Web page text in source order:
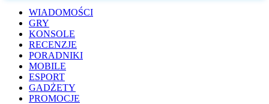
WIADOMOŚCI
GRY
KONSOLE
RECENZJE
PORADNIKI
MOBILE
ESPORT
GADŻETY
PROMOCJE